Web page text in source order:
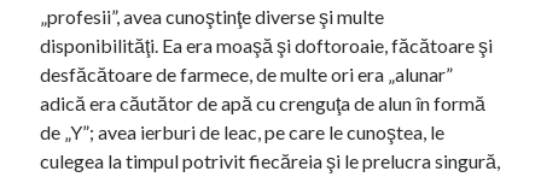
„profesii”, avea cunoştinţe diverse şi multe
disponibilităţi. Ea era moaşă şi doftoroaie, făcătoare şi
desfăcătoare de farmece, de multe ori era „alunar”
adică era căutător de apă cu crenguţa de alun în formă
de „Y”; avea ierburi de leac, pe care le cunoştea, le
culegea la timpul potrivit fiecăreia şi le prelucra singură,